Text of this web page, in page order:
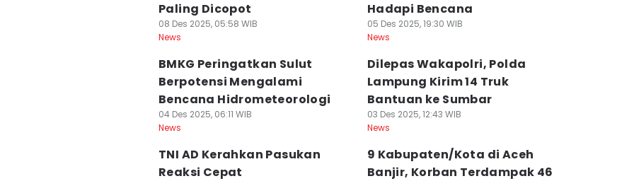
Paling Dicopot
08 Des 2025, 05:58 WIB
News
Hadapi Bencana
05 Des 2025, 19:30 WIB
News
BMKG Peringatkan Sulut
Berpotensi Mengalami
Bencana Hidrometeorologi
04 Des 2025, 06:11 WIB
News
Dilepas Wakapolri, Polda
Lampung Kirim 14 Truk
Bantuan ke Sumbar
03 Des 2025, 12:43 WIB
News
TNI AD Kerahkan Pasukan
Reaksi Cepat
9 Kabupaten/Kota di Aceh
Banjir, Korban Terdampak 46